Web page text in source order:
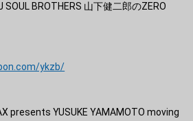
BROTHERS 山下健二郎のZERO
ykzb/
presents YUSUKE YAMAMOTO moving